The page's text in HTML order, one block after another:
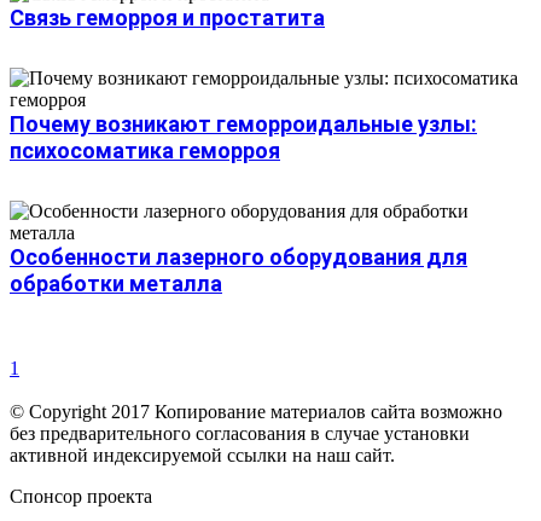
Связь геморроя и простатита
Почему возникают геморроидальные узлы:
психосоматика геморроя
Особенности лазерного оборудования для
обработки металла
1
© Copyright 2017 Копирование материалов сайта возможно
без предварительного согласования в случае установки
активной индексируемой ссылки на наш сайт.
Спонсор проекта